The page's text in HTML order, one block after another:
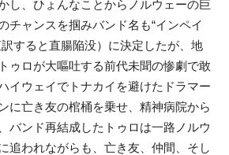
し、ひょんなことからノルウェーの巨
チャンスを掴みバンド名も“インペイ
すると直腸陥没）に決定したが、地
ゥロが大嘔吐する前代未聞の惨劇で敢
イウェイでトナカイを避けたドラマー
に亡き友の棺桶を乗せ、精神病院から
バンド再結成したトゥロは一路ノルウ
追われながらも、亡き友、仲間、そし